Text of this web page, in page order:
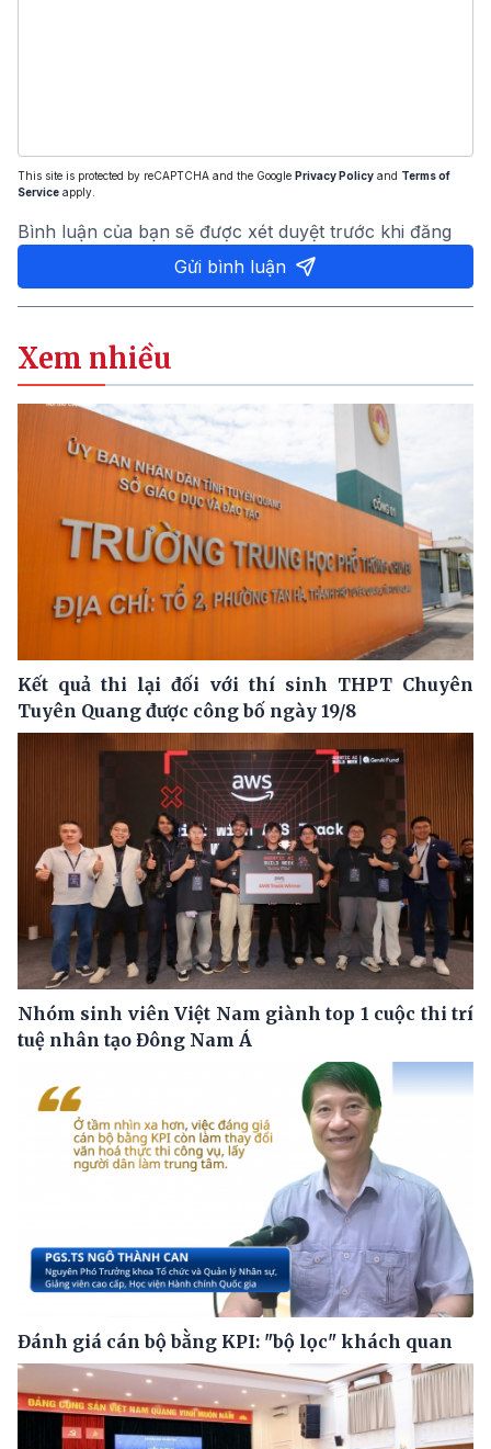
This site is protected by reCAPTCHA and the Google Privacy Policy and Terms of
Service apply.
Bình luận của bạn sẽ được xét duyệt trước khi đăng
Gửi bình luận
Xem nhiều
Kết quả thi lại đối với thí sinh THPT Chuyên
Tuyên Quang được công bố ngày 19/8
Nhóm sinh viên Việt Nam giành top 1 cuộc thi trí
tuệ nhân tạo Đông Nam Á
Đánh giá cán bộ bằng KPI: "bộ lọc" khách quan